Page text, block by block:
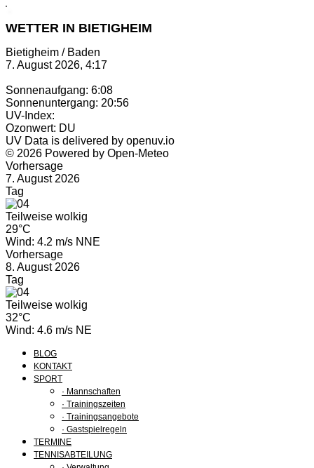
WETTER IN BIETIGHEIM
Bietigheim / Baden
7. August 2026, 4:17
Sonnenaufgang: 6:08
Sonnenuntergang: 20:56
UV-Index:
Ozonwert: DU
UV Data is delivered by openuv.io
© 2026 Powered by Open-Meteo
Vorhersage
7. August 2026
Tag
Teilweise wolkig
29°C
Wind: 4.2 m/s NNE
Vorhersage
8. August 2026
Tag
Teilweise wolkig
32°C
Wind: 4.6 m/s NE
BLOG
KONTAKT
SPORT
· Mannschaften
· Trainingszeiten
· Trainingsangebote
· Gastspielregeln
TERMINE
TENNISABTEILUNG